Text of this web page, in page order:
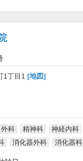
1丁目1 [地図]
外科 精神科 神経内科
消化器外科 消化器科